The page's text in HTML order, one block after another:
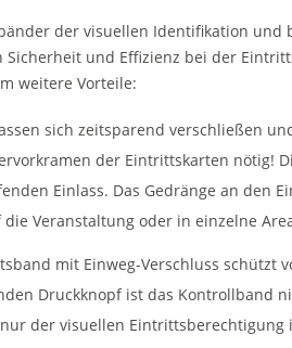
der visuellen Identifikation und
Sicherheit und Effizienz bei der
weitere Vorteile:
sich zeitsparend verschließen
der Eintrittskarten nötig!
Einlass. Das Gedränge an den
Veranstaltung oder in einzelne
mit Einweg-Verschluss schützt
Druckknopf ist das Kontrollband
der visuellen Eintrittsberechtigung